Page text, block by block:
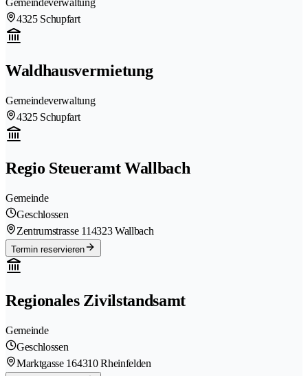
4325 Schupfart
Waldhausvermietung
Gemeindeverwaltung
4325 Schupfart
Regio Steueramt Wallbach
Gemeinde
Geschlossen
Zentrumstrasse 114323 Wallbach
Termin reservieren
Regionales Zivilstandsamt
Gemeinde
Geschlossen
Marktgasse 164310 Rheinfelden